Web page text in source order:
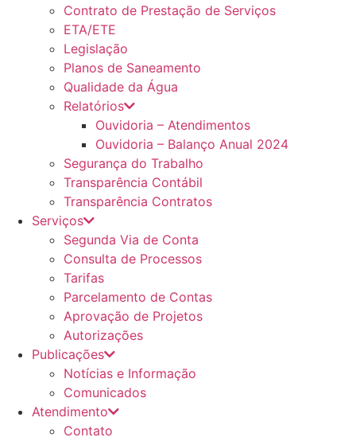
Contrato de Prestação de Serviços
ETA/ETE
Legislação
Planos de Saneamento
Qualidade da Água
Relatórios
Ouvidoria – Atendimentos
Ouvidoria – Balanço Anual 2024
Segurança do Trabalho
Transparência Contábil
Transparência Contratos
Serviços
Segunda Via de Conta
Consulta de Processos
Tarifas
Parcelamento de Contas
Aprovação de Projetos
Autorizações
Publicações
Notícias e Informação
Comunicados
Atendimento
Contato